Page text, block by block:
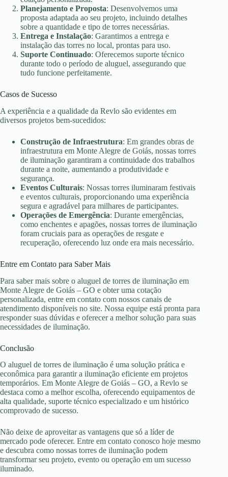
Planejamento e Proposta: Desenvolvemos uma
proposta adaptada ao seu projeto, incluindo detalhes
sobre a quantidade e tipo de torres necessárias.
Entrega e Instalação: Garantimos a entrega e
instalação das torres no local, prontas para uso.
Suporte Continuado: Oferecemos suporte técnico
durante todo o período de aluguel, assegurando que
tudo funcione perfeitamente.
Casos de Sucesso
A experiência e a qualidade da Revlo são evidentes em
diversos projetos bem-sucedidos:
Construção de Infraestrutura: Em grandes obras de
infraestrutura em Monte Alegre de Goiás, nossas torres
de iluminação garantiram a continuidade dos trabalhos
durante a noite, aumentando a produtividade e
segurança.
Eventos Culturais: Nossas torres iluminaram festivais
e eventos culturais, proporcionando uma experiência
segura e agradável para milhares de participantes.
Operações de Emergência: Durante emergências,
como enchentes e apagões, nossas torres de iluminação
foram cruciais para as operações de resgate e
recuperação, oferecendo luz onde era mais necessário.
Entre em Contato para Saber Mais
Para saber mais sobre o aluguel de torres de iluminação em
Monte Alegre de Goiás – GO e obter uma cotação
personalizada, entre em contato com nossos canais de
atendimento disponíveis no site. Nossa equipe está pronta para
responder suas dúvidas e oferecer a melhor solução para suas
necessidades de iluminação.
Conclusão
O aluguel de torres de iluminação é uma solução prática e
econômica para garantir a iluminação eficiente em projetos
temporários. Em Monte Alegre de Goiás – GO, a Revlo se
destaca como a melhor escolha, oferecendo equipamentos de
alta qualidade, suporte técnico especializado e um histórico
comprovado de sucesso.
Não deixe de aproveitar as vantagens que só a líder de
mercado pode oferecer. Entre em contato conosco hoje mesmo
e descubra como nossas torres de iluminação podem
transformar seu projeto, evento ou operação em um sucesso
iluminado.